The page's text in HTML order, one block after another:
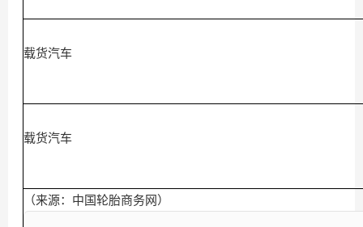
载货汽车
载货汽车
（来源：中国轮胎商务网）